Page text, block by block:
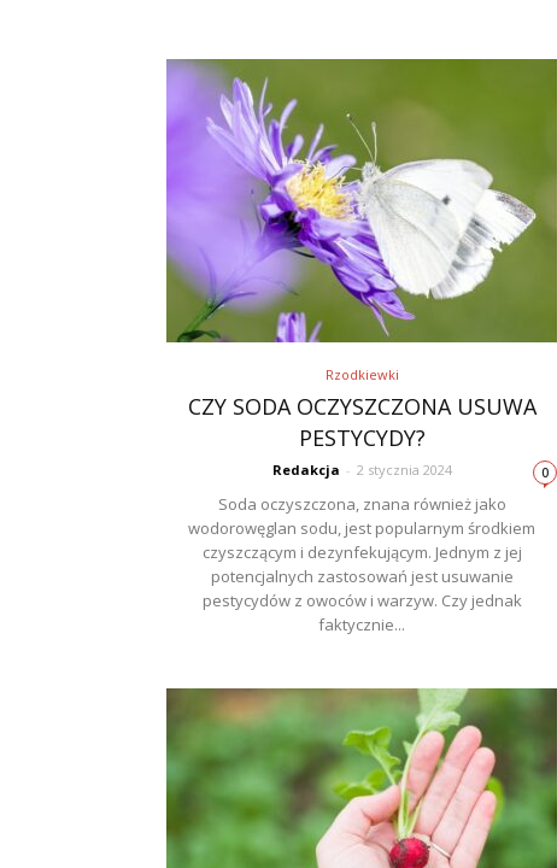
Rzodkiewki
CZY SODA OCZYSZCZONA USUWA
PESTYCYDY?
Redakcja - 2 stycznia 2024 0
Soda oczyszczona, znana również jako
wodorowęglan sodu, jest popularnym środkiem
czyszczącym i dezynfekującym. Jednym z jej
potencjalnych zastosowań jest usuwanie
pestycydów z owoców i warzyw. Czy jednak
faktycznie...